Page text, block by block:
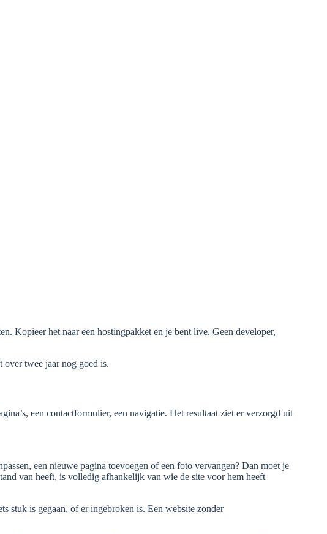
Kopieer het naar een hostingpakket en je bent live. Geen developer,
over twee jaar nog goed is.
een contactformulier, een navigatie. Het resultaat ziet er verzorgd uit
een nieuwe pagina toevoegen of een foto vervangen? Dan moet je
van heeft, is volledig afhankelijk van wie de site voor hem heeft
stuk is gegaan, of er ingebroken is. Een website zonder